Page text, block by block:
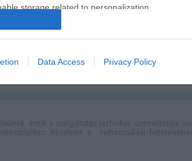
storage related to personalization.
Data Access Privacy Policy
bemutatóval készül a